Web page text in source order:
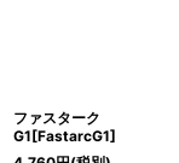
ファスターク
G1[FastarcG1]